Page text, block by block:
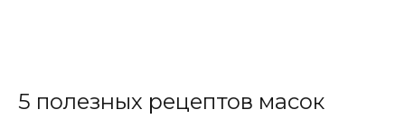
5 полезных рецептов масок